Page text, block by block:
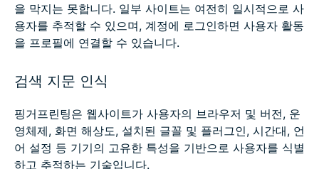
을 막지는 못합니다. 일부 사이트는 여전히 일시적으로 사
용자를 추적할 수 있으며, 계정에 로그인하면 사용자 활동
을 프로필에 연결할 수 있습니다.
검색 지문 인식
핑거프린팅은 웹사이트가 사용자의 브라우저 및 버전, 운
영체제, 화면 해상도, 설치된 글꼴 및 플러그인, 시간대, 언
어 설정 등 기기의 고유한 특성을 기반으로 사용자를 식별
하고 추적하는 기술입니다.